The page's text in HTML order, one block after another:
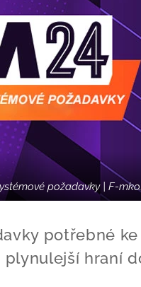
požadavky | F-
potřebné
plynulejší hraní